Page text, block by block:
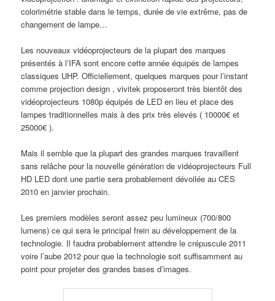
colorimétrie stable dans le temps, durée de vie extrême, pas de
changement de lampe…
Les nouveaux vidéoprojecteurs de la plupart des marques
présentés à l’IFA sont encore cette année équipés de lampes
classiques UHP. Officiellement, quelques marques pour l’instant
comme projection design , vivitek proposeront très bientôt des
vidéoprojecteurs 1080p équipés de LED en lieu et place des
lampes traditionnelles mais à des prix très elevés ( 10000€ et
25000€ ).
Mais il semble que la plupart des grandes marques travaillent
sans relâche pour la nouvelle génération de vidéoprojecteurs Full
HD LED dont une partie sera probablement dévoilée au CES
2010 en janvier prochain.
Les premiers modèles seront assez peu lumineux (700/800
lumens) ce qui sera le principal frein au développement de la
technologie. Il faudra probablement attendre le crépuscule 2011
voire l’aube 2012 pour que la technologie soit suffisamment au
point pour projeter des grandes bases d’images.